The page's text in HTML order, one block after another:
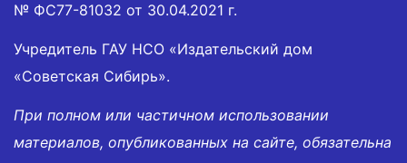
№ ФС77-81032 от 30.04.2021 г.
Учредитель ГАУ НСО «Издательский дом
«Советская Сибирь».
При полном или частичном использовании
материалов, опубликованных на сайте, обязательна